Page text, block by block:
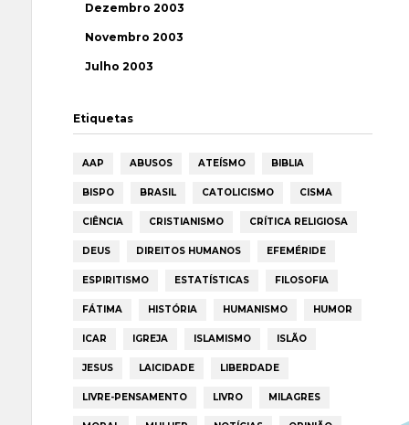
Dezembro 2003
Novembro 2003
Julho 2003
Etiquetas
AAP ABUSOS ATEÍSMO BIBLIA
BISPO BRASIL CATOLICISMO CISMA
CIÊNCIA CRISTIANISMO CRÍTICA RELIGIOSA
DEUS DIREITOS HUMANOS EFEMÉRIDE
ESPIRITISMO ESTATÍSTICAS FILOSOFIA
FÁTIMA HISTÓRIA HUMANISMO HUMOR
ICAR IGREJA ISLAMISMO ISLÃO
JESUS LAICIDADE LIBERDADE
LIVRE-PENSAMENTO LIVRO MILAGRES